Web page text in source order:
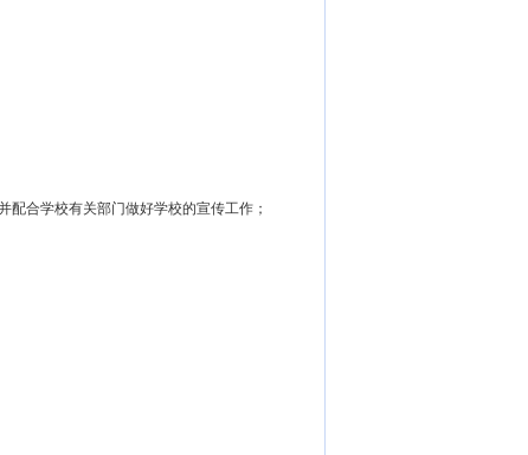
合学校有关部门做好学校的宣传工作；